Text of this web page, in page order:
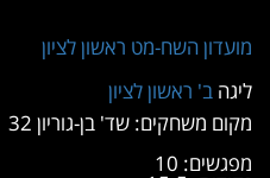
לציון
גוריון 32